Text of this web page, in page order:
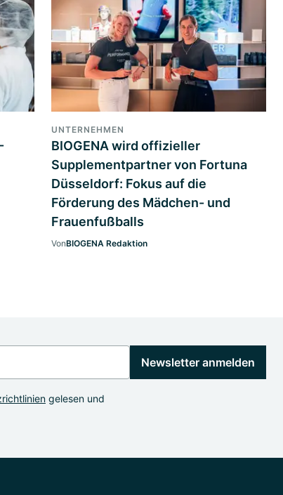
UNTERNEHMEN
BIOGENA wird offizieller
Supplementpartner von Fortuna
Düsseldorf: Fokus auf die
Förderung des Mädchen- und
Frauenfußballs
VonBIOGENA Redaktion
gelesen und
Newsletter anmelden